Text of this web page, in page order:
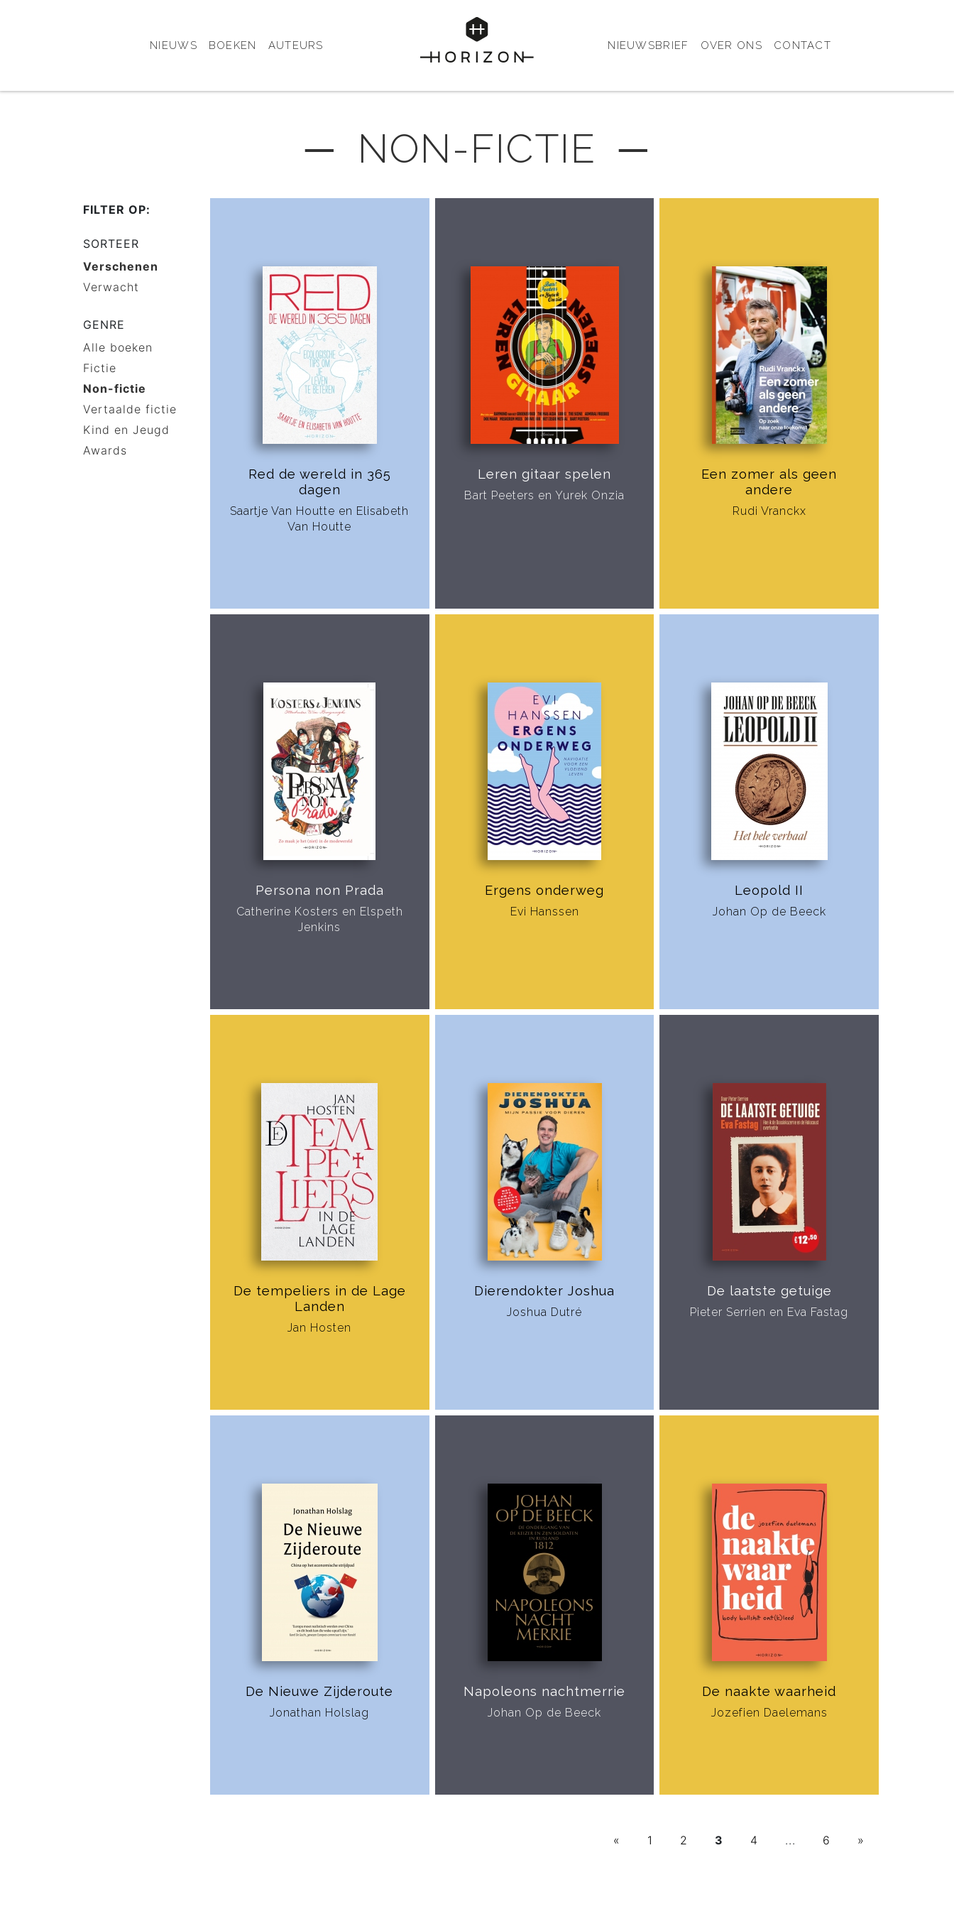
NIEUWS BOEKEN AUTEURS NIEUWSBRIEF OVER ONS CONTACT
─ NON-FICTIE ─
FILTER OP:
SORTEER
Verschenen
Verwacht
GENRE
Alle boeken
Fictie
Non-fictie
Vertaalde fictie
Kind en Jeugd
Awards
Red de wereld in 365
dagen
Saartje Van Houtte en Elisabeth
Van Houtte
Leren gitaar spelen
Bart Peeters en Yurek Onzia
Een zomer als geen
andere
Rudi Vranckx
Persona non Prada
Catherine Kosters en Elspeth
Jenkins
Ergens onderweg
Evi Hanssen
Leopold II
Johan Op de Beeck
De tempeliers in de Lage
Landen
Jan Hosten
Dierendokter Joshua
Joshua Dutré
De laatste getuige
Pieter Serrien en Eva Fastag
De Nieuwe Zijderoute
Jonathan Holslag
Napoleons nachtmerrie
Johan Op de Beeck
De naakte waarheid
Jozefien Daelemans
« 1 2 3 4 ... 6 »